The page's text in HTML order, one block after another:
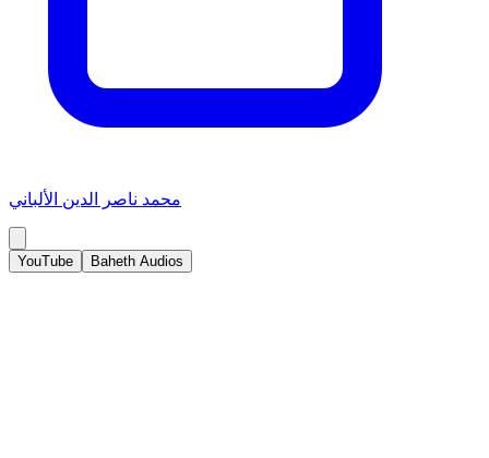
محمد ناصر الدين الألباني
YouTube Baheth Audios